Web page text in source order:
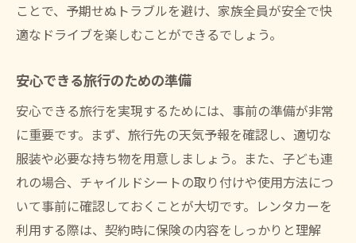
ことで、予期せぬトラブルを避け、家族全員が安全で快
適なドライブを楽しむことができるでしょう。
安心できる旅行のための準備
安心できる旅行を実現するためには、事前の準備が非常
に重要です。まず、旅行先の天気予報を確認し、適切な
服装や必要な持ち物を用意しましょう。また、子ども連
れの場合、チャイルドシートの取り付けや使用方法につ
いて事前に確認しておくことが大切です。レンタカーを
利用する際は、契約時に保険の内容をしっかりと理解